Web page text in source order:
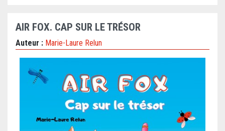
AIR FOX. CAP SUR LE TRÉSOR
Auteur : Marie-Laure Relun